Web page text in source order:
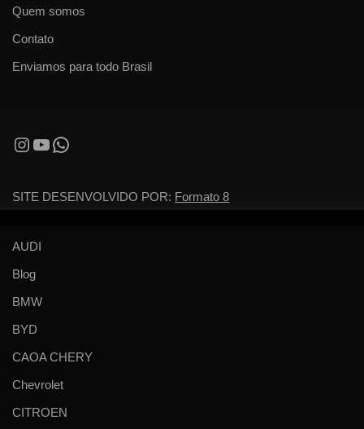
Quem somos
Contato
Enviamos para todo Brasil
SITE DESENVOLVIDO POR: Formato 8
AUDI
Blog
BMW
BYD
CAOA CHERY
Chevrolet
CITROEN